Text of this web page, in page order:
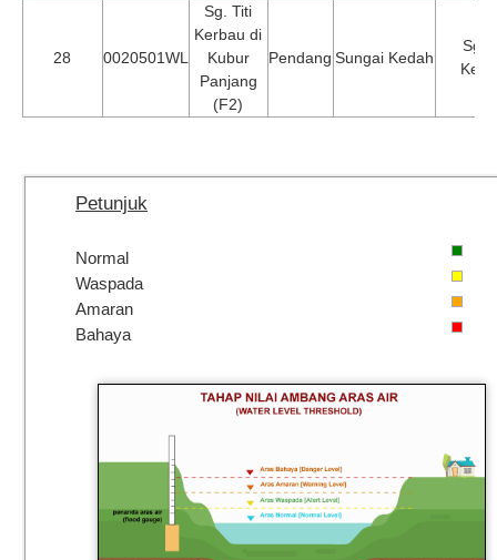
28 0020501WL
Sg. Titi
Kerbau di
Kubur
Panjang
(F2)
Pendang Sungai Kedah
Sg.
Petunjuk
Normal
Waspada
Amaran
Bahaya